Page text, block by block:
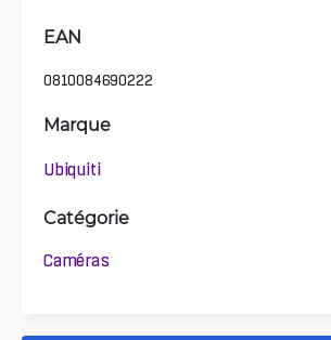
EAN
0810084690222
Marque
Ubiquiti
Catégorie
Caméras